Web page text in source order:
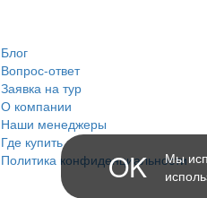
Блог
Вопрос-ответ
Заявка на тур
О компании
Наши менеджеры
Где купить
Политика конфиденциальности
OK
Мы